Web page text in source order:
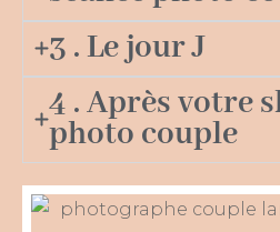
3 . Le jour J
4 . Après votre
photo couple